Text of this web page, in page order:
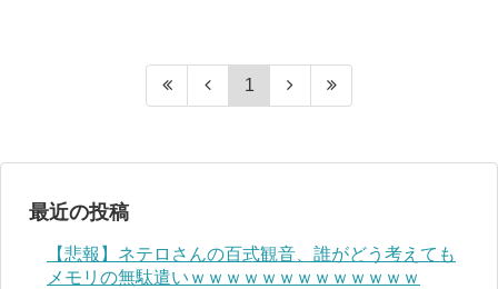
1
最近の投稿
【悲報】ネテロさんの百式観音、誰がどう考えても
メモリの無駄遣いｗｗｗｗｗｗｗｗｗｗｗｗｗ